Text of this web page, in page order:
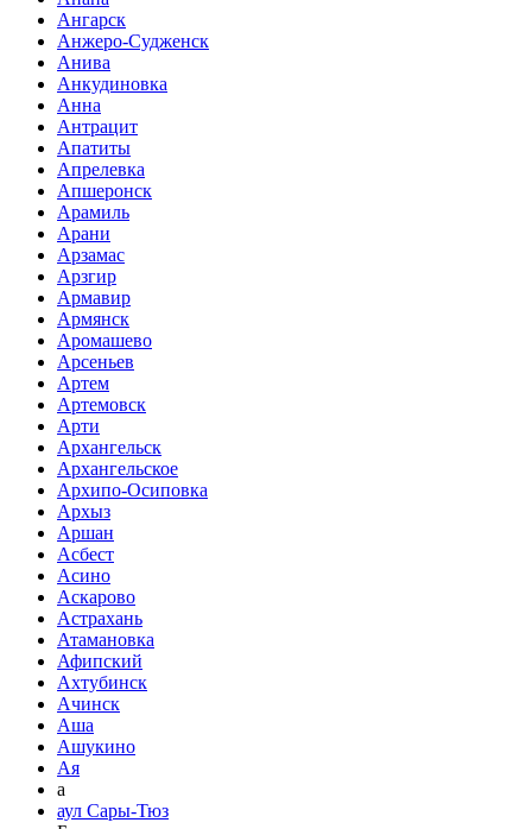
Ангарск
Анжеро-Судженск
Анива
Анкудиновка
Анна
Антрацит
Апатиты
Апрелевка
Апшеронск
Арамиль
Арани
Арзамас
Арзгир
Армавир
Армянск
Аромашево
Арсеньев
Артем
Артемовск
Арти
Архангельск
Архангельское
Архипо-Осиповка
Архыз
Аршан
Асбест
Асино
Аскарово
Астрахань
Атамановка
Афипский
Ахтубинск
Ачинск
Аша
Ашукино
Ая
а
аул Сары-Тюз